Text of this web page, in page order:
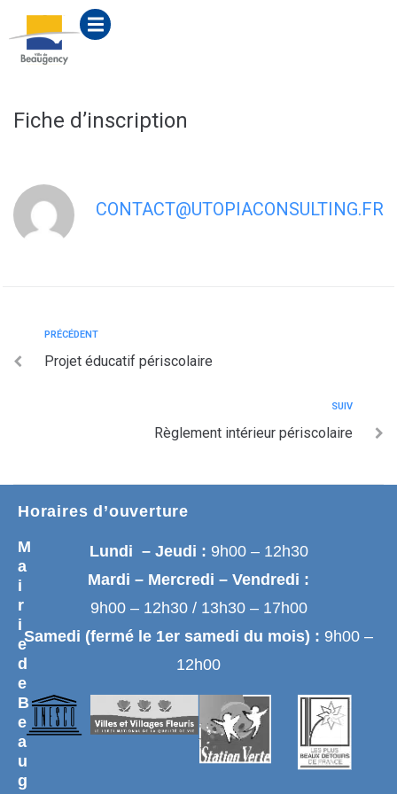
principal
Fiche d’inscription
CONTACT@UTOPIACONSULTING.FR
PRÉCÉDENT
Projet éducatif périscolaire
SUIV
Règlement intérieur périscolaire
M
a
i
r
i
e
d
e
B
e
a
u
g
Horaires d’ouverture
Lundi – Jeudi : 9h00 – 12h30
Mardi – Mercredi – Vendredi :
9h00 – 12h30 / 13h30 – 17h00
Samedi (fermé le 1er samedi du mois) : 9h00 –
12h00